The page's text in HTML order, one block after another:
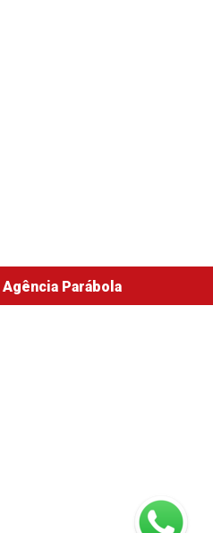
Agência Parábola